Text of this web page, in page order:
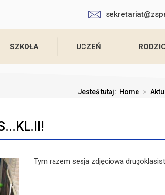
SZKOŁA UCZEŃ RODZIC
Jesteś tutaj: Home >
Tym razem sesja zdjęciowa